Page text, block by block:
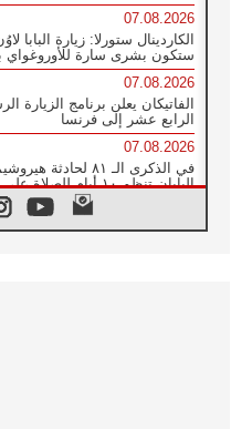
07.08.2026
الكاردينال ستورلا: زيارة البابا
ستكون بشرى سارة للأوروغواي
07.08.2026
الفاتيكان يعلن برنامج الزيارة
الرابع عشر إلى فرنسا
07.08.2026
في الذكرى الـ ٨١
اليابان تنظم ١٠ أيام للصلاة على نية السلام
الكنيسة في الأوروغواي: زيارة